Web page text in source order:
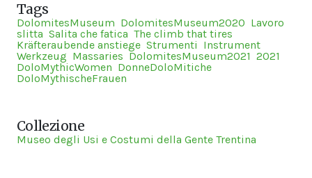
Tags
DolomitesMuseum DolomitesMuseum2020 Lavoro
slitta Salita che fatica The climb that tires
Kräfteraubende anstiege Strumenti Instrument
Werkzeug Massaries DolomitesMuseum2021 2021
DoloMythicWomen DonneDoloMitiche
DoloMythischeFrauen
Collezione
Museo degli Usi e Costumi della Gente Trentina